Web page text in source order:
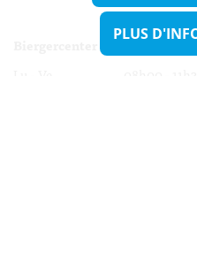
13h30 - 16h00
PLUS